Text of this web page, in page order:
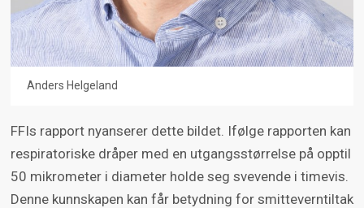
Anders Helgeland
FFIs rapport nyanserer dette bildet. Ifølge rapporten kan
respiratoriske dråper med en utgangsstørrelse på opptil
50 mikrometer i diameter holde seg svevende i timevis.
Denne kunnskapen kan får betydning for smitteverntiltak